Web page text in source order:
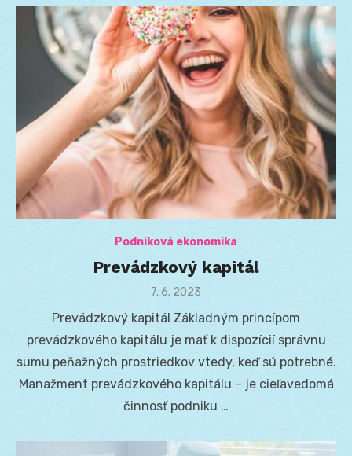
Podniková ekonomika
Prevádzkový kapitál
Posted
7. 6. 2023
Prevádzkový kapitál Základným princípom
prevádzkového kapitálu je mať k dispozícií správnu
sumu peňažných prostriedkov vtedy, keď sú potrebné.
Manažment prevádzkového kapitálu – je cieľavedomá
činnosť podniku …